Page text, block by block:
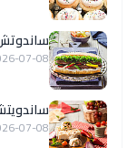
07-08
07-08